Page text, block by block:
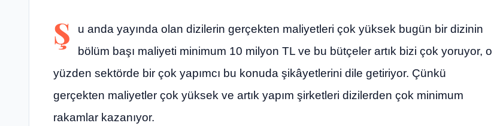
Ş
u anda yayında olan dizilerin gerçekten maliyetleri çok yüksek bugün bir dizinin
bölüm başı maliyeti minimum 10 milyon TL ve bu bütçeler artık bizi çok yoruyor, o
yüzden sektörde bir çok yapımcı bu konuda şikâyetlerini dile getiriyor. Çünkü
gerçekten maliyetler çok yüksek ve artık yapım şirketleri dizilerden çok minimum
rakamlar kazanıyor.